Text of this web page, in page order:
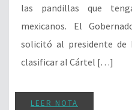
las pandillas que
mexicanos. El
solicitó al presidente de
clasificar al Cártel […]
LEER NOTA